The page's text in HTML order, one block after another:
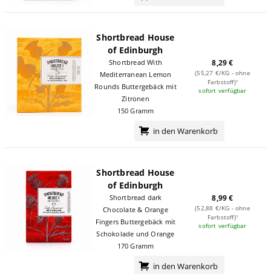
Shortbread House
of Edinburgh
Shortbread With
Mediterranean Lemon
Rounds Buttergebäck mit
Zitronen
150 Gramm
8,29 €
(55,27 €/KG - ohne
Farbstoff)¹
sofort verfügbar
in den Warenkorb
Shortbread House
of Edinburgh
Shortbread dark
Chocolate & Orange
Fingers Buttergebäck mit
Schokolade und Orange
170 Gramm
8,99 €
(52,88 €/KG - ohne
Farbstoff)¹
sofort verfügbar
in den Warenkorb